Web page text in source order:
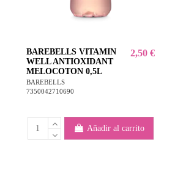
BAREBELLS VITAMIN
WELL ANTIOXIDANT
MELOCOTON 0,5L
BAREBELLS
7350042710690
2,50 €
Añadir al carrito